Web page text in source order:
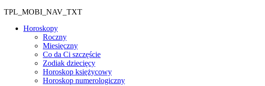
TPL_MOBI_NAV_TXT
Horoskopy
Roczny
Miesięczny
Co da Ci szczęście
Zodiak dziecięcy
Horoskop księżycowy
Horoskop numerologiczny